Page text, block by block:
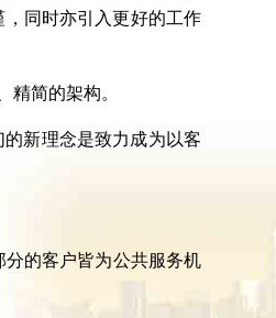
同时亦引入更好的工作
简的架构。
新理念是致力成为以客
的客户皆为公共服务机